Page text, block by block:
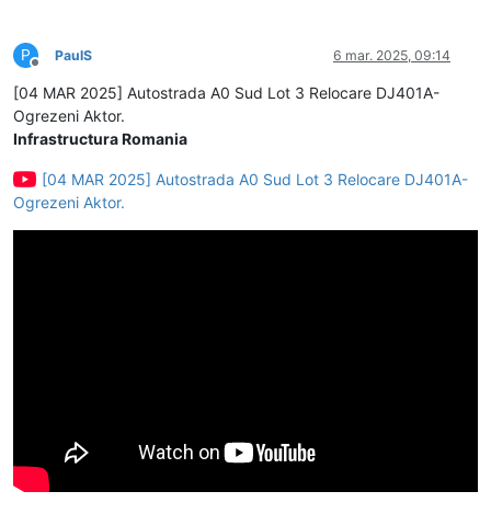
P
Deconectat
PaulS 6 mar. 2025, 09:14
[04 MAR 2025] Autostrada A0 Sud Lot 3 Relocare DJ401A-
Ogrezeni Aktor.
Infrastructura Romania
[04 MAR 2025] Autostrada A0 Sud Lot 3 Relocare DJ401A-
Ogrezeni Aktor.